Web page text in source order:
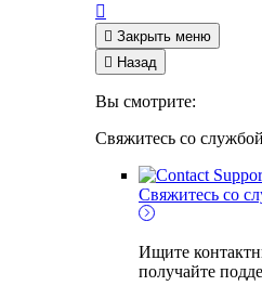

 Закрыть меню
 Назад
Вы смотрите:
Свяжитесь со
Свяжитесь со
Ищите
получайте